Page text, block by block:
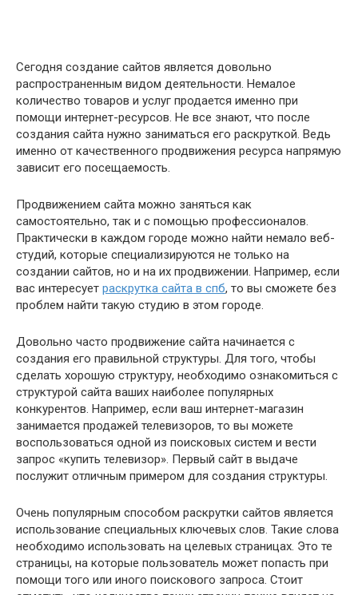
Сегодня создание сайтов является довольно
распространенным видом деятельности. Немалое
количество товаров и услуг продается именно при
помощи интернет-ресурсов. Не все знают, что после
создания сайта нужно заниматься его раскруткой. Ведь
именно от качественного продвижения ресурса напрямую
зависит его посещаемость.
Продвижением сайта можно заняться как
самостоятельно, так и с помощью профессионалов.
Практически в каждом городе можно найти немало веб-
студий, которые специализируются не только на
создании сайтов, но и на их продвижении. Например, если
вас интересует раскрутка сайта в спб, то вы сможете без
проблем найти такую студию в этом городе.
Довольно часто продвижение сайта начинается с
создания его правильной структуры. Для того, чтобы
сделать хорошую структуру, необходимо ознакомиться с
структурой сайта ваших наиболее популярных
конкурентов. Например, если ваш интернет-магазин
занимается продажей телевизоров, то вы можете
воспользоваться одной из поисковых систем и вести
запрос «купить телевизор». Первый сайт в выдаче
послужит отличным примером для создания структуры.
Очень популярным способом раскрутки сайтов является
использование специальных ключевых слов. Такие слова
необходимо использовать на целевых страницах. Это те
страницы, на которые пользователь может попасть при
помощи того или иного поискового запроса. Стоит